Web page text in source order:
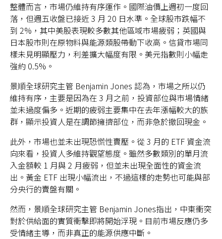
關於景順
台灣
聯絡我們
整體而言，市場仍維持有序運作。國際油價上週初一度回
落，但週五收盤已接近 3 月 20 日水準。全球股市跌幅不
到 2%，其中美股表現較多數其他區域市場疲弱；英國與
日本股市則在原物料與能源類股帶動下收高。信貸市場同
樣未見明顯壓力，利差擴大幅度有限。美元指數則小幅走
強約 0.5%。
景順全球研究主管 Benjamin Jones 認為，市場之所以仍
維持有序，主要是因為在 3 月之前，投資部位與市場情緒
並未過度偏多。近期的疲弱主要集中在去年漲幅較大的族
群，顯示投資人是在調節擁擠部位，而非急於撤回現金。
此外，市場也並未出現恐慌性賣壓。從 3 月的 ETF 資金流
向來看，投資人多維持觀望態度。雖然多數類別的單月流
入金額較 1 月與 2 月疲弱，但並未出現全面性的資金流
出。黃金 ETF 出現小幅流出，不過這樣的走勢也可能與部
分央行的賣盤有關。
然而，景順全球研究主管 Benjamin Jones指出，中東衝突
對於供給面的實質衝擊即將開始浮現。目前市場反應仍多
受情緒主導，而非真正的能源供應中斷。